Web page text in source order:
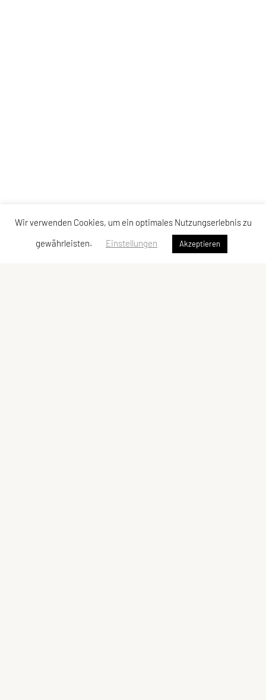
Wir verwenden Cookies, um ein optimales Nutzungserlebnis zu
gewährleisten.
Einstellungen Akzeptieren